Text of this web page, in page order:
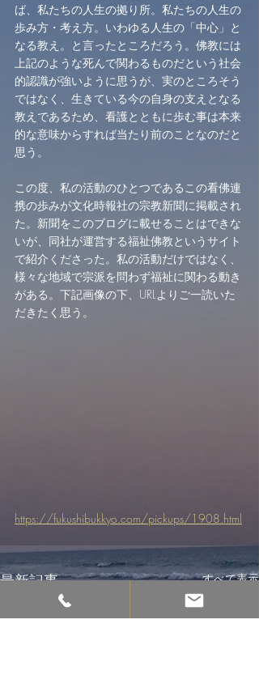
ば、私たちの人生の拠り所。私たちの人生の
歩み方・考え方。いわゆる人生の「中心」と
なる教え。と言ったところだろう。佛教には
上記のような死んで関わるものだという社会
的認識が強いように思うが、実のところそう
ではなく、生きている今の自身の支えとなる
教えであるため、看護とともに歩む事は本来
的な意味からすれば当たり前のことなのだと
思う。
この度、私の活動のひとつであるこの看佛連
携の歩みが文化時報社の宗教新聞に掲載され
た。新聞をこのブログに載せることはできな
いが、同社が運営する福祉佛教というサイト
で紹介くださった。私の活動だけではなく、
様々な地域で宗派を問わず福祉に関わる動き
がある。下記画像の下、URLよりご一読いた
だきたく思う。
https://fukushibukkyo.com/pickups/1908.html
最新記事 すべて表示